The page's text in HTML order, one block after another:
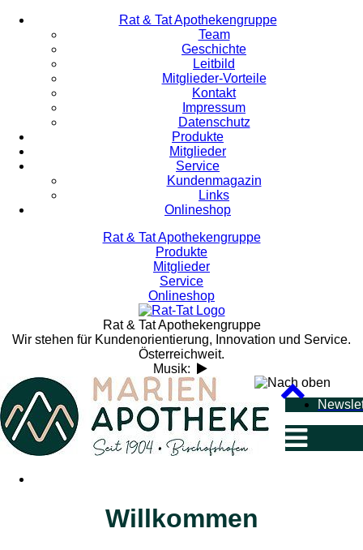
Rat & Tat Apothekengruppe
Team
Geschichte
Leitbild
Mitglieder-Vorteile
Kontakt
Impressum
Datenschutz
Produkte
Mitglieder
Service
Kundenmagazin
Links
Onlineshop
Rat & Tat Apothekengruppe
Produkte
Mitglieder
Service
Onlineshop
Rat & Tat Apothekengruppe
Wir stehen für Kundenorientierung, Innovation und Service.
Österreichweit.
Musik:
Willkommen